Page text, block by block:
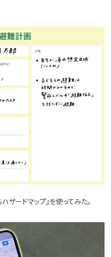
ザードマップ』を使ってみた。